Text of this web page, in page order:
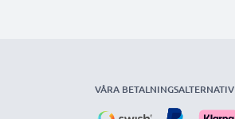
VÅRA BETALNINGSALTERNATIV